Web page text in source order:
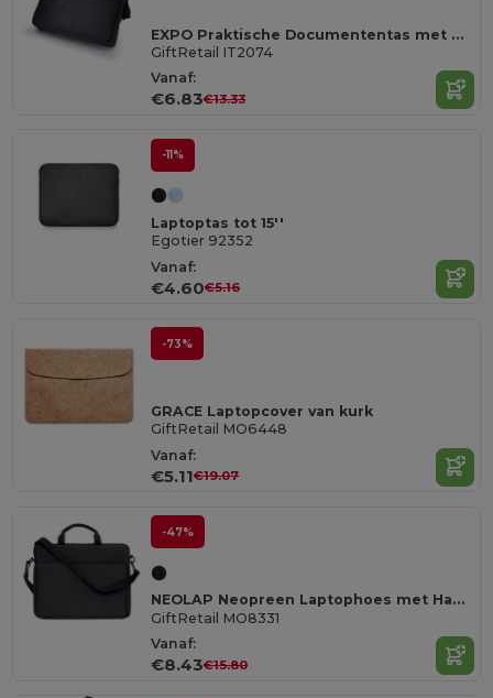
EXPO Praktische Documententas met Schouderriem
GiftRetail IT2074
Vanaf:
€6.83€13.33
-11%
Laptoptas tot 15''
Egotier 92352
Vanaf:
€4.60€5.16
-73%
GRACE Laptopcover van kurk
GiftRetail MO6448
Vanaf:
€5.11€19.07
-47%
NEOLAP Neopreen Laptophoes met Handvat en Schouderriem
GiftRetail MO8331
Vanaf:
€8.43€15.80